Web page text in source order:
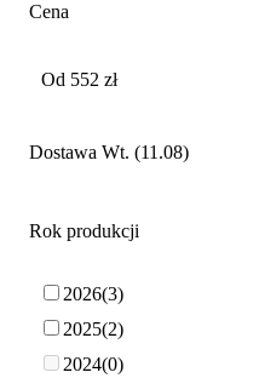
Cena
Dostawa Wt. (11.08)
Rok produkcji
2026 3
2025 2
2024 0